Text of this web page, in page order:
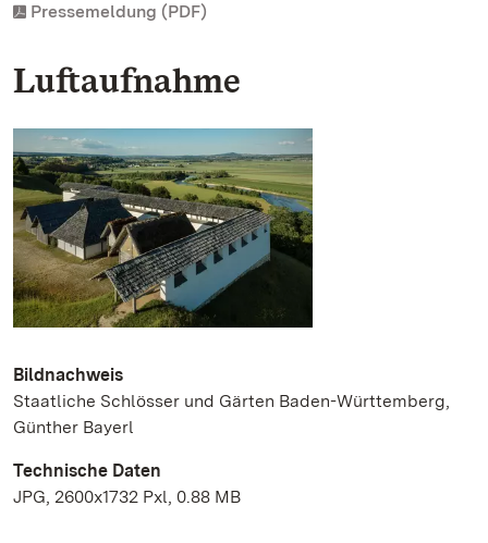
Pressemeldung (PDF)
Luftaufnahme
Bildnachweis
Staatliche Schlösser und Gärten Baden-Württemberg,
Günther Bayerl
Technische Daten
JPG, 2600x1732 Pxl, 0.88 MB